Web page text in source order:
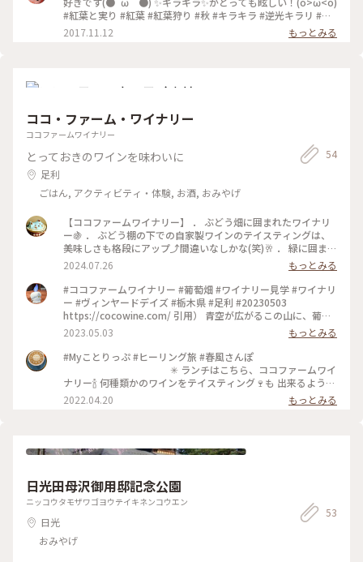
#紅葉と実り #紅葉 #紅葉狩り #秋 #キラキラ #逆光キラリ #中
禅寺湖 #日光 #ことりっぷ栃木
2017.11.12 もっとみる
ココ・ファーム・ワイナリー
ココファームワイナリー
とっておきのワインを味わいに
足利
ごはん, アクティビティ・体験, お酒, おみやげ
54
【ココファームワイナリー】 ． ぶどう畑に囲まれたワイナリ
ー🍇 ． ぶどう棚の下での自家製ワインのテイスティングは、
美味しさも格段にアップ⤴︎間違いなしかな(笑)🥂 ． 緑に囲まれ
た清々しい空気の中で テイスティング🍷の他、 併設のカフェ
では食事やお茶が楽しめます🫖 ． ． #栃木 だけど#ほぼ群馬 #
足利 #ワイナリー#テイスティング #ココファームワイナリー #
ココファーム #ことりっぷ旅2024
2024.07.26
もっとみる
#ココファームワイナリー #葡萄畑 #ワイナリー見学 #ワイナリ
ー #ヴィンヤードデイズ #栃木県 #足利 #20230503
https://cocowine.com/ 引用） 青空が広がるこの山に、葡萄
畑が開かれたのは昭和33年。その葡萄畑の麓にこころみ学園が
設立されたのは昭和44年、ココ･ファーム･ワイナリーができた
のは昭和55年。 おかげさまで、今年、葡萄畑は開墾65年目
を、1984年からはじまったワインづくりは､40年目そして、ビ
ン内二次醗酵によるスパークリングワインづくりは30周年を迎
えることができました。 今、こころみ学園の園生たちも葡萄
畑で醸造場で元気にがんばっています。 1杯のワインが、心豊
2023.05.03
もっとみる
#Myことりっぷ #ヒーリング旅 #春風さんぽ
✳︎ ランチはこちら、ココファームワイ
ナリー🍾 何種類かのワインをテイスティング🍷も 出来るようで
すが、今日はドライバーなので😭 と、言っても スパーリング
や辛口の白は飲みますが まだ赤ワインの飲み方を知らない🤣
昼、雑な弁当🤣とは天地の差✨ 沢山のお野菜を様々なサラダで
ら🥹💡と 思ったほど😅 いや、ほら、カラーに見えません❓ね❓
✳︎ 静かな住宅地の奥に佇むワイナリー
春風通り抜けるテラス席は 心の栄養補給もばっちりです👍✨
2022.04.20 もっとみる
日光田母沢御用邸記念公園
ニッコウタモザワゴヨウテイキネンコウエン
日光
おみやげ
53